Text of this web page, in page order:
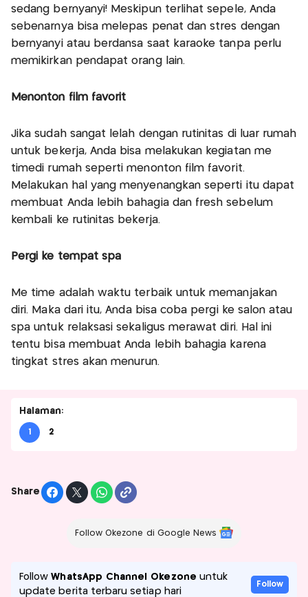
sedang bernyanyi! Meskipun terlihat sepele, Anda
sebenarnya bisa melepas penat dan stres dengan
bernyanyi atau berdansa saat karaoke tanpa perlu
memikirkan pendapat orang lain.
Menonton film favorit
Jika sudah sangat lelah dengan rutinitas di luar rumah
untuk bekerja, Anda bisa melakukan kegiatan me
timedi rumah seperti menonton film favorit.
Melakukan hal yang menyenangkan seperti itu dapat
membuat Anda lebih bahagia dan fresh sebelum
kembali ke rutinitas bekerja.
Pergi ke tempat spa
Me time adalah waktu terbaik untuk memanjakan
diri. Maka dari itu, Anda bisa coba pergi ke salon atau
spa untuk relaksasi sekaligus merawat diri. Hal ini
tentu bisa membuat Anda lebih bahagia karena
tingkat stres akan menurun.
Halaman:
1 2
Share
Follow Okezone di Google News
FollowWhatsApp Channel Okezone untuk
update berita terbaru setiap hari
Follow